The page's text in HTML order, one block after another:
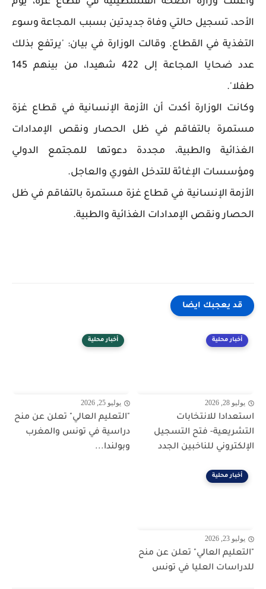
الأحد، تسجيل حالتي وفاة جديدتين بسبب المجاعة وسوء
التغذية في القطاع. وقالت الوزارة في بيان: 'يرتفع بذلك
عدد ضحايا المجاعة إلى 422 شهيدا، من بينهم 145
طفلا'.
وكانت الوزارة أكدت أن الأزمة الإنسانية في قطاع غزة
مستمرة بالتفاقم في ظل الحصار ونقص الإمدادات
الغذائية والطبية، مجددة دعوتها للمجتمع الدولي
ومؤسسات الإغاثة للتدخل الفوري والعاجل.
الأزمة الإنسانية في قطاع غزة مستمرة بالتفاقم في ظل
الحصار ونقص الإمدادات الغذائية والطبية.
قد يعجبك ايضا
أخبار محلية
يوليو 28, 2026
استعدادا للانتخابات
التشريعية- فتح التسجيل
الإلكتروني للناخبين الجدد
أخبار محلية
يوليو 25, 2026
"التعليم العالي" تعلن عن منح
دراسية في تونس والمغرب
وبولندا...
أخبار محلية
يوليو 23, 2026
"التعليم العالي" تعلن عن منح
للدراسات العليا في تونس